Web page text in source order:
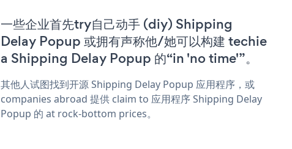
一些企业首先try自己动手 (diy) Shipping
Delay Popup 或拥有声称他/她可以构建 techie
a Shipping Delay Popup 的“in 'no time'”。
其他人试图找到开源 Shipping Delay Popup 应用程序，或
companies abroad 提供 claim to 应用程序 Shipping Delay
Popup 的 at rock-bottom prices。